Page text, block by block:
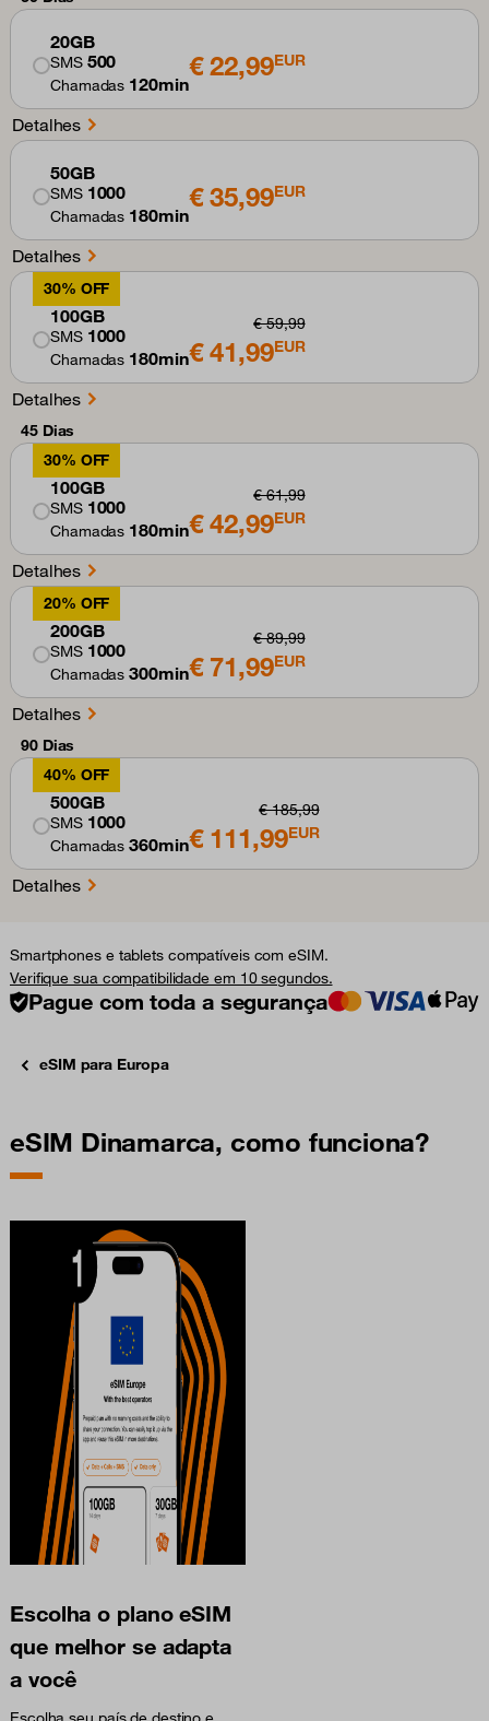
20GB
SMS 500
Chamadas 120min
€ 22,99EUR
Detalhes
50GB
SMS 1000
Chamadas 180min
€ 35,99EUR
Detalhes
30% OFF
100GB
SMS 1000
Chamadas 180min
€ 59,99
€ 41,99EUR
Detalhes
45 Dias
30% OFF
100GB
SMS 1000
Chamadas 180min
€ 61,99
€ 42,99EUR
Detalhes
20% OFF
200GB
SMS 1000
Chamadas300min
€ 89,99
€ 71,99EUR
Detalhes
90 Dias
40% OFF
500GB
SMS 1000
Chamadas360min
€ 185,99
€ 111,99EUR
Detalhes
Smartphones e tablets compatíveis com eSIM.
Verifique sua compatibilidade em 10 segundos.
Pague com toda a segurança
eSIM para Europa
eSIM Dinamarca, como funciona?
Escolha o plano eSIM
que melhor se adapta
a você